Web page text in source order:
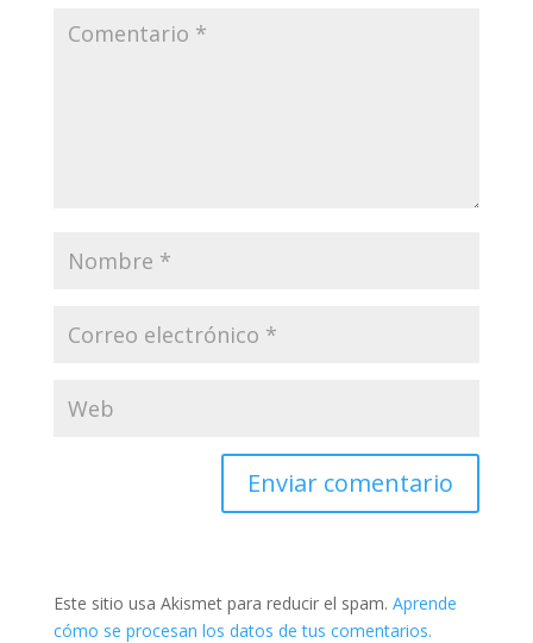
Enviar comentario
Este sitio usa Akismet para reducir el spam. Aprende
cómo se procesan los datos de tus comentarios.